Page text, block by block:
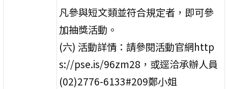
凡參與短文類並符合規定者，即可參
加抽獎活動。
(六) 活動詳情：請參閱活動官網http
s://pse.is/96zm28，或逕洽承辦人員
(02)2776-6133#209鄭小姐